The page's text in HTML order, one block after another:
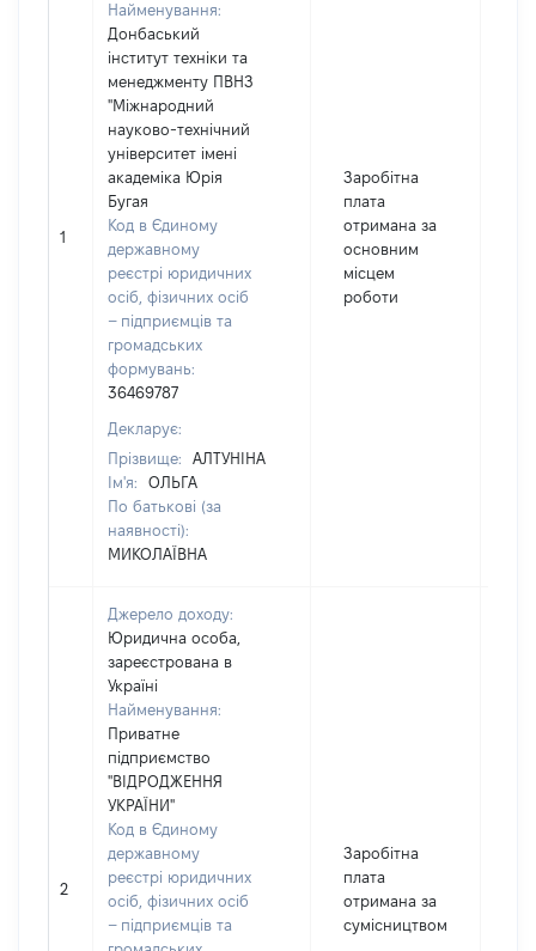
1
Найменування:
Донбаський
інститут техніки та
менеджменту ПВНЗ
"Міжнародний
науково-технічний
університет імені
академіка Юрія
Бугая
Код в Єдиному
державному
реєстрі юридичних
осіб, фізичних осіб
– підприємців та
громадських
формувань:
36469787
Декларує:
Прізвище:
АЛТУНІНА
Ім'я:
ОЛЬГА
По батькові (за
наявності):
МИКОЛАЇВНА
Заробітна
плата
отримана за
основним
місцем
роботи
2
Джерело доходу:
Юридична особа,
зареєстрована в
Україні
Найменування:
Приватне
підприємство
"ВІДРОДЖЕННЯ
УКРАЇНИ"
Код в Єдиному
державному
реєстрі юридичних
осіб, фізичних осіб
– підприємців та
Заробітна
плата
отримана за
сумісництвом